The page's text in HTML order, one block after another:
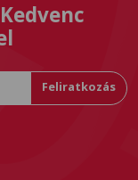
Feliratkozás